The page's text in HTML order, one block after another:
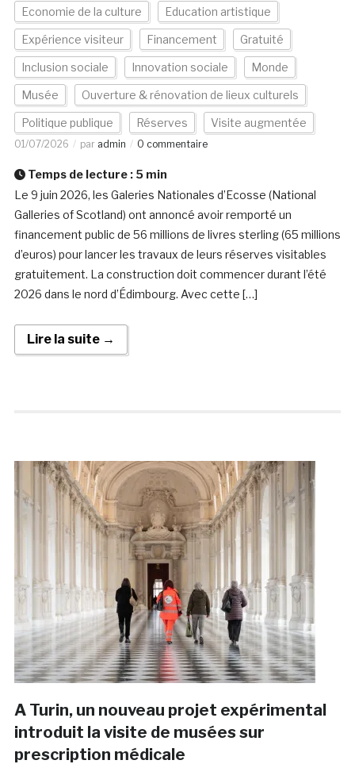
Economie de la culture Education artistique
Expérience visiteur Financement Gratuité
Inclusion sociale Innovation sociale Monde
Musée Ouverture & rénovation de lieux culturels
Politique publique Réserves Visite augmentée
01/07/2026 par admin 0 commentaire
Temps de lecture : 5 min
Le 9 juin 2026, les Galeries Nationales d’Ecosse (National
Galleries of Scotland) ont annoncé avoir remporté un
financement public de 56 millions de livres sterling (65 millions
d’euros) pour lancer les travaux de leurs réserves visitables
gratuitement. La construction doit commencer durant l’été
2026 dans le nord d’Édimbourg. Avec cette […]
Lire la suite →
A Turin, un nouveau projet expérimental
introduit la visite de musées sur
prescription médicale